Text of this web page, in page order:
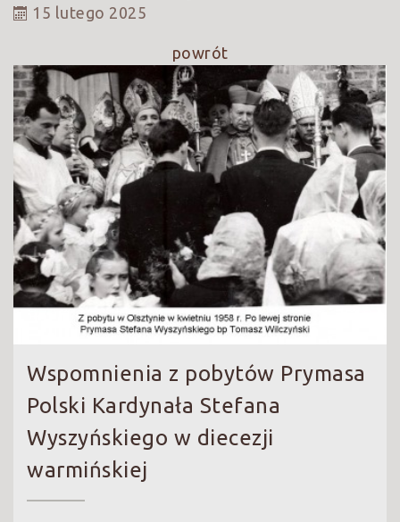
15 lutego 2025
powrót
Wspomnienia z pobytów Prymasa
Polski Kardynała Stefana
Wyszyńskiego w diecezji
warmińskiej